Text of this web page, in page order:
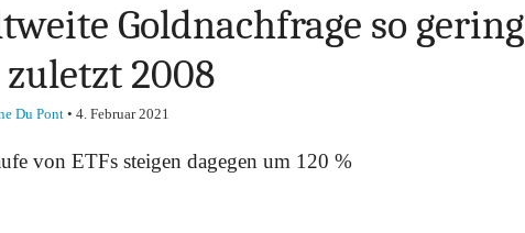
Goldnachfrage so gering
2008
Du Pont• 4. Februar 2021
von ETFs steigen dagegen um 120 %